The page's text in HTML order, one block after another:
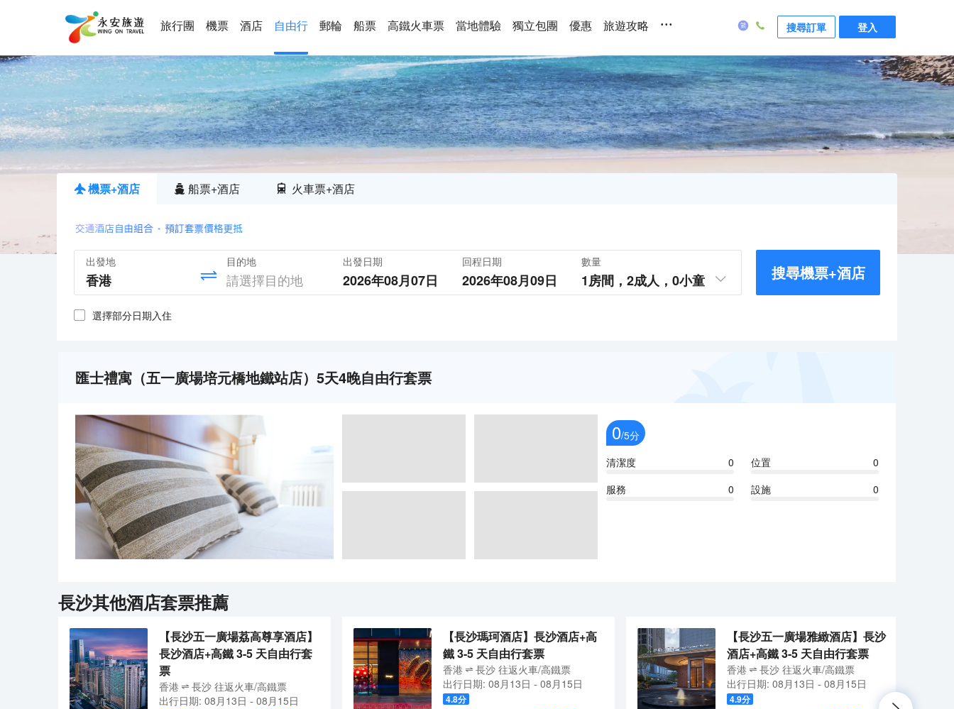
旅行團 機票 酒店 自由行 郵輪 船票 高鐵火車票 當地體驗 獨立包團 優惠 旅遊攻略 ... 搜尋訂單 登入
機票+酒店 船票+酒店 火車票+酒店
出發地 目的地 出發日期
2026年08月07日
回程日期
2026年08月09日
數量
1房間， 2成人， 0小童 搜尋機票+酒店
選擇部分日期入住
匯士禮寓（五一廣場培元橋地鐵站店）5天4晚自由行套票
0/5分
清潔度
0 位置
0
服務
0 設施 0
長沙其他酒店套票推薦
【長沙五一廣場荔高尊享酒店】
長沙酒店+高鐵 3-5 天自由行套
票
香港 長沙 往返火車/高鐵票
出行日期: 08月13日 - 08月15日
【長沙瑪珂酒店】長沙酒店+高
鐵 3-5 天自由行套票
香港 長沙 往返火車/高鐵票
出行日期: 08月13日 - 08月15日
4.8分
【長沙五一廣場雅緻酒店】長沙
酒店+高鐵 3-5 天自由行套票
香港 長沙 往返火車/高鐵票
出行日期: 08月13日 - 08月15日
4.9分